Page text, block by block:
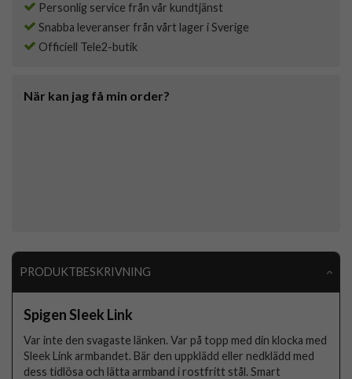
Personlig service från vår kundtjänst
Snabba leveranser från vårt lager i Sverige
Officiell Tele2-butik
När kan jag få min order?
PRODUKTBESKRIVNING
Spigen Sleek Link
Var inte den svagaste länken. Var på topp med din klocka med
Sleek Link armbandet. Bär den uppklädd eller nedklädd med
dess tidlösa och lätta armband i rostfritt stål. Smart